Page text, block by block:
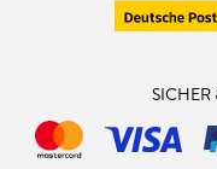
SICHER